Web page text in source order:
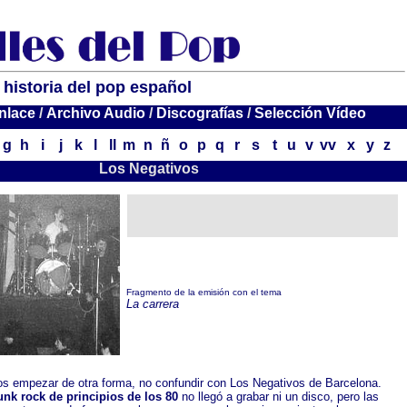
/ Archivo Audio / Discografías /Selección Vídeo
del pop español
Los Negativos
empezar de otra forma, no confundir con Los Negativos de Barcelona.
rock de principios de los 80 no llegó a grabar ni un disco, pero las
g h i j k m n ñ o p q r s t u v vv x y z
Fragmento de la emisión con el tema
La carrera
/ Archivo Audio / Discografías /Selección Vídeo
/ Archivo Audio / Discografías /Selección Vídeo